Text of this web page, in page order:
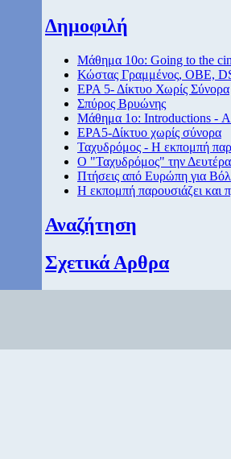
Δημοφιλή
Μάθημα 10ο: Going to the
Κώστας Γραμμένος, ΟΒΕ,
ΕΡΑ 5- Δίκτυο Χωρίς Σύνορα
Σπύρος Βρυώνης
Μάθημα 1ο: Introductions -
ΕΡΑ5-Δίκτυο χωρίς σύνορα
Ταχυδρόμος - Η εκπομπή
Ο "Ταχυδρόμος" την
Πτήσεις από Eυρώπη για
Η εκπομπή παρουσιάζει και
Αναζήτηση
Σχετικά Αρθρα